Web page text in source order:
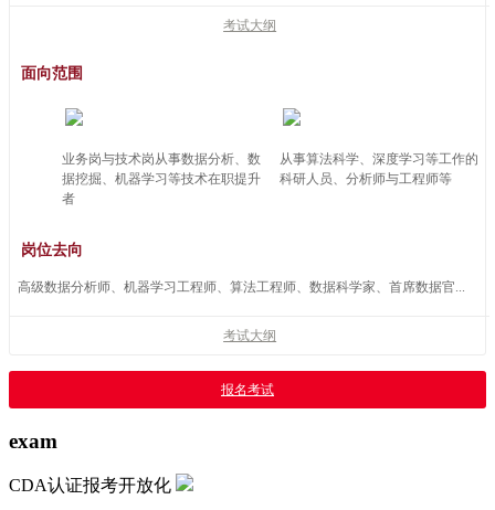
考试大纲
面向范围
业务岗与技术岗从事数据分析、数
据挖掘、机器学习等技术在职提升
者
从事算法科学、深度学习等工作的
科研人员、分析师与工程师等
岗位去向
高级数据分析师、机器学习工程师、算法工程师、数据科学家、首席数据官...
考试大纲
报名考试
exam
CDA认证报考开放化